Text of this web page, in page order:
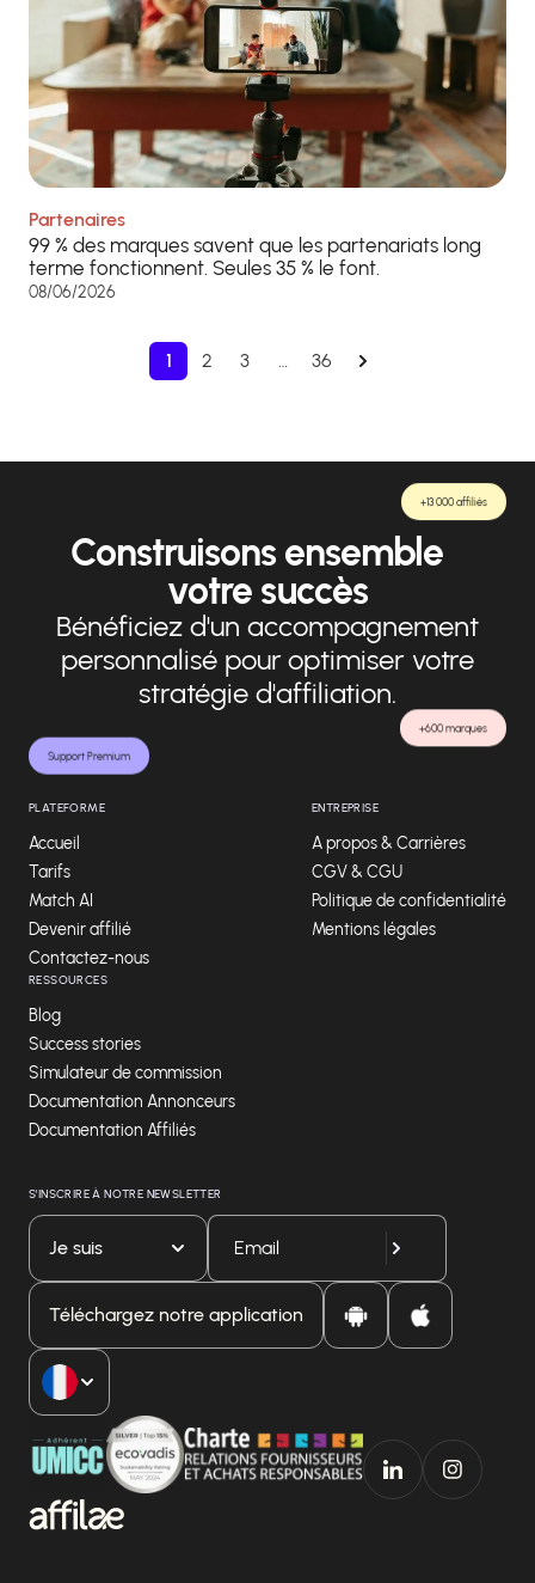
Partenaires
99 % des marques savent que les partenariats long
terme fonctionnent. Seules 35 % le font.
08/06/2026
1 2 3 … 36
Support Premium
+600 marques
+13 000 affiliés
Construisons ensemble
votre succès
Bénéficiez d'un accompagnement
personnalisé pour optimiser votre
stratégie d'affiliation.
PLATEFORME
Accueil
Tarifs
Match AI
Devenir affilié
Contactez-nous
ENTREPRISE
A propos & Carrières
CGV & CGU
Politique de confidentialité
Mentions légales
RESSOURCES
Blog
Success stories
Simulateur de commission
Documentation Annonceurs
Documentation Affiliés
S'INSCRIRE À NOTRE NEWSLETTER
Je suis
Téléchargez notre application